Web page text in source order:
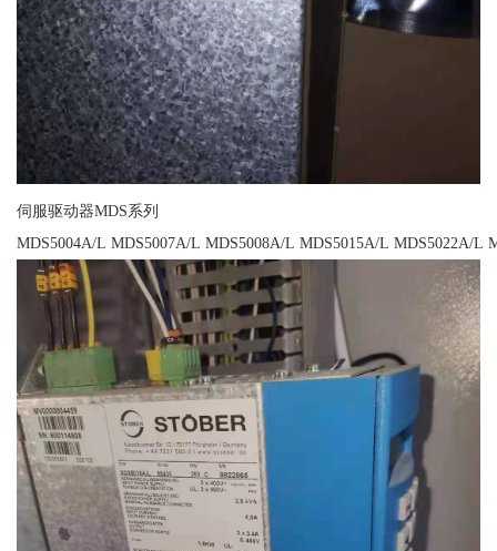
伺服驱动器MDS系列
MDS5004A/L MDS5007A/L MDS5008A/L MDS5015A/L MDS5022A/